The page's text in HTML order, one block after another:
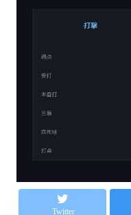
Twitter